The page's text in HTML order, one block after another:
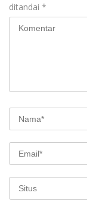
ditandai *